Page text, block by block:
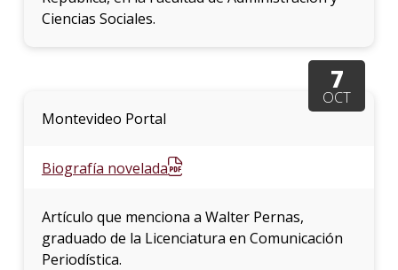
Ciencias Sociales.
7
OCT
Montevideo Portal
Biografía novelada
Artículo que menciona a Walter Pernas,
graduado de la Licenciatura en Comunicación
Periodística.